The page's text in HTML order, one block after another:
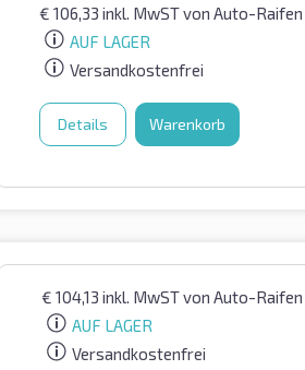
€ 106,33 inkl. MwSTvon Auto-Raifen
AUF LAGER
Versandkostenfrei
Details Warenkorb
€ 104,13 inkl. MwSTvon Auto-Raifen
AUF LAGER
Versandkostenfrei